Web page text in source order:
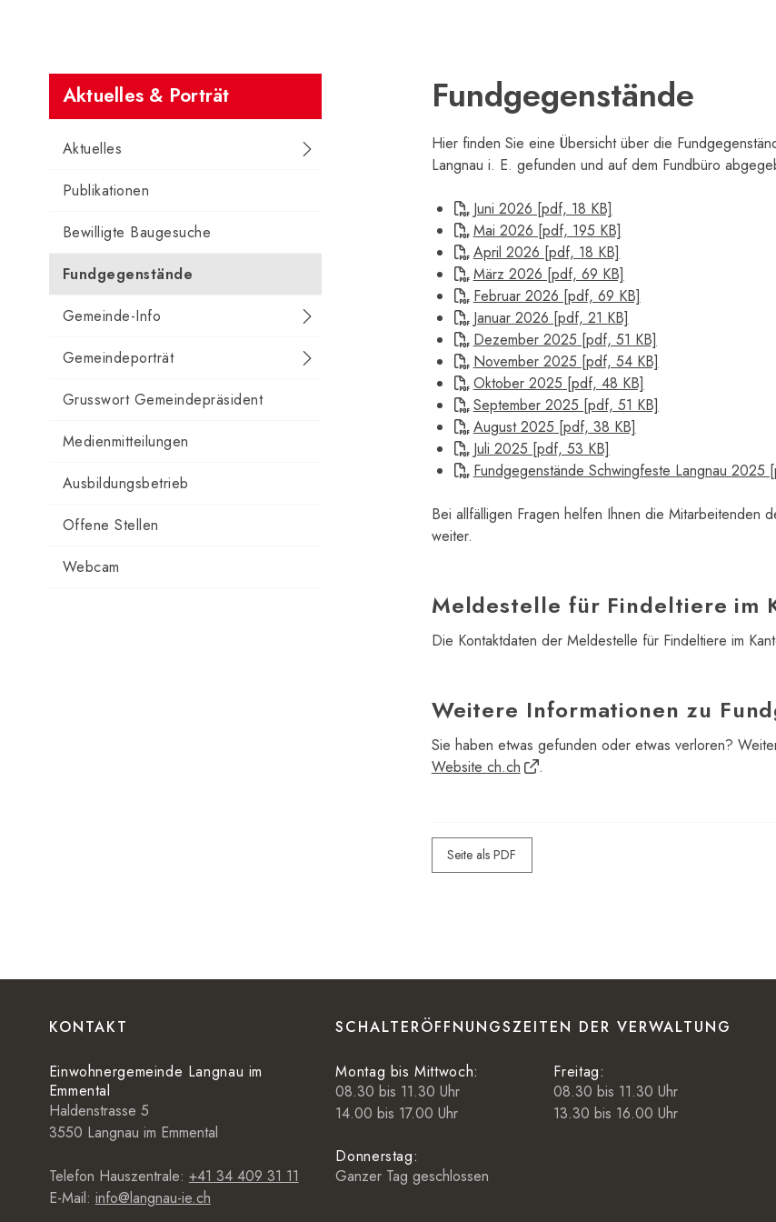
Subnavigation
Aktuelles & Porträt
Aktuelles
Publikationen
Bewilligte Baugesuche
Fundgegenstände
Gemeinde-Info
Gemeindeporträt
Grusswort Gemeindepräsident
Medienmitteilungen
Ausbildungsbetrieb
Offene Stellen
Webcam
Fundgegenstände
Hier finden Sie eine Übersicht über die
Langnau i. E. gefunden und auf dem Fundbüro
Juni 2026 [pdf, 18 KB]
Mai 2026 [pdf, 195 KB]
April 2026 [pdf, 18 KB]
März 2026 [pdf, 69 KB]
Februar 2026 [pdf, 69 KB]
Januar 2026 [pdf, 21 KB]
Dezember 2025 [pdf, 51 KB]
November 2025 [pdf, 54 KB]
Oktober 2025 [pdf, 48 KB]
September 2025 [pdf, 51 KB]
August 2025 [pdf, 38 KB]
Juli 2025 [pdf, 53 KB]
Fundgegenstände Schwingfeste Langnau 2025
Bei allfälligen Fragen helfen Ihnen die Mitarbeitenden
weiter.
Meldestelle für Findeltiere im
Die Kontaktdaten der Meldestelle für Findeltiere im
Weitere Informationen zu
Sie haben etwas gefunden oder etwas verloren?
Website ch.ch
.
Seite als PDF
KONTAKT
Einwohnergemeinde Langnau im
Emmental
Haldenstrasse 5
3550 Langnau im Emmental
Telefon Hauszentrale: +41 34 409 31 11
E-Mail: info@langnau-ie.ch
SCHALTERÖFFNUNGSZEITEN DER VERWALTUNG
Montag bis Mittwoch:
08.30 bis 11.30 Uhr
14.00 bis 17.00 Uhr
Donnerstag:
Ganzer Tag geschlossen
Freitag:
08.30 bis 11.30 Uhr
13.30 bis 16.00 Uhr